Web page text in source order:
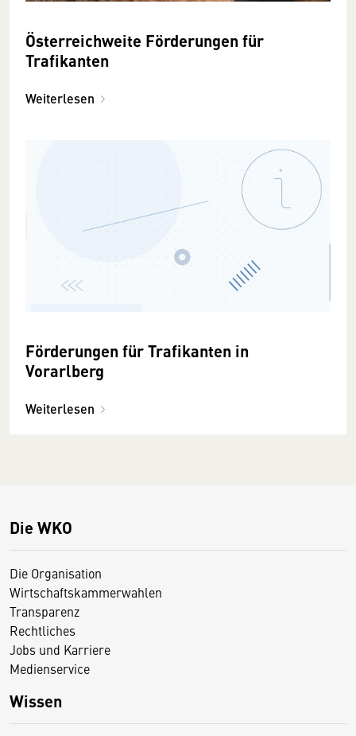
Österreichweite Förderungen für
Trafikanten
Weiterlesen
Förderungen für Trafikanten in
Vorarlberg
Weiterlesen
Die WKO
Die Organisation
Wirtschaftskammerwahlen
Transparenz
Rechtliches
Jobs und Karriere
Medienservice
Wissen